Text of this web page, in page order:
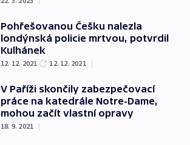
Pohřešovanou Češku nalezla
londýnská policie mrtvou, potvrdil
Kulhánek
12. 12. 2021 12. 12. 2021 |
V Paříži skončily zabezpečovací
práce na katedrále Notre-Dame,
mohou začít vlastní opravy
18. 9. 2021 |